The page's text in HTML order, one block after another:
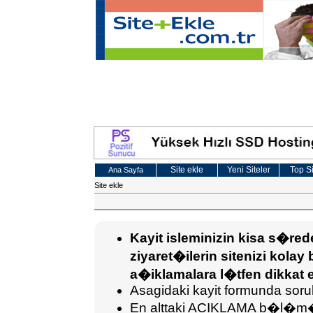
Ana Sayfa Site ekle Yeni Siteler Top
Site ekle
Kayit isleminizin kisa
ziyaret�ilerin sitenizi kolay
a�iklamalara l�tfen dikkat
Asagidaki kayit formunda
En alttaki ACIKLAMA